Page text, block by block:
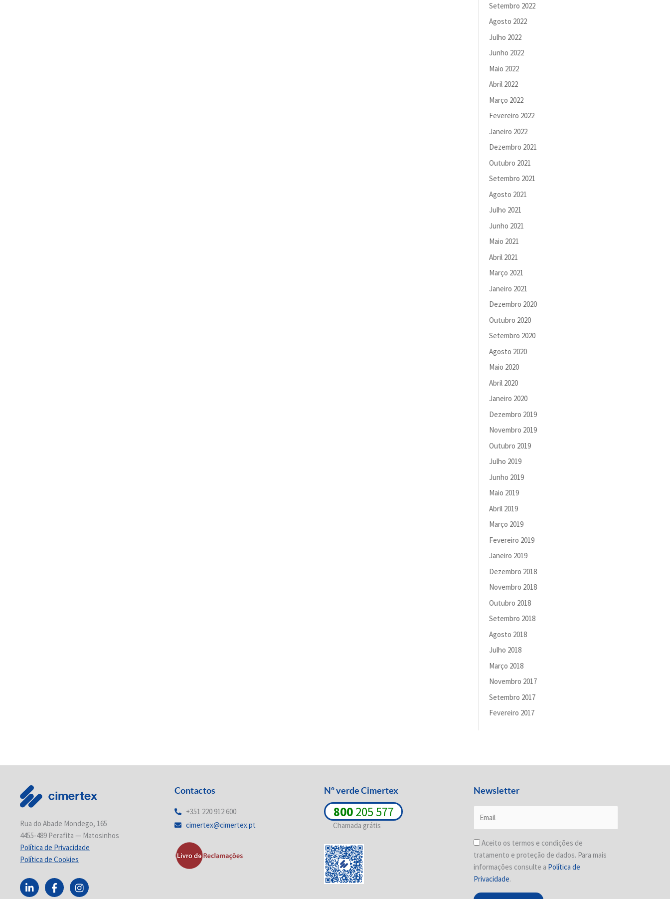
Setembro 2022
Agosto 2022
Julho 2022
Junho 2022
Maio 2022
Abril 2022
Março 2022
Fevereiro 2022
Janeiro 2022
Dezembro 2021
Outubro 2021
Setembro 2021
Agosto 2021
Julho 2021
Junho 2021
Maio 2021
Abril 2021
Março 2021
Janeiro 2021
Dezembro 2020
Outubro 2020
Setembro 2020
Agosto 2020
Maio 2020
Abril 2020
Janeiro 2020
Dezembro 2019
Novembro 2019
Outubro 2019
Julho 2019
Junho 2019
Maio 2019
Abril 2019
Março 2019
Fevereiro 2019
Janeiro 2019
Dezembro 2018
Novembro 2018
Outubro 2018
Setembro 2018
Agosto 2018
Julho 2018
Março 2018
Novembro 2017
Setembro 2017
Fevereiro 2017
Rua do Abade Mondego, 165
4455-489 Perafita — Matosinhos
Política de Privacidade
Política de Cookies
L
i
F
a
I
n
Contactos
+351 220 912 600
cimertex@cimertex.pt
Nº verde Cimertex
800205 577
Chamada grátis
Newsletter
Aceito os termos e condições de
tratamento e proteção de dados. Para mais
informações consulte a Política de
Privacidade.